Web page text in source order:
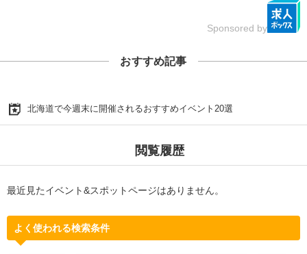
Sponsored by
おすすめ記事
北海道で今週末に開催されるおすすめイベント20選
閲覧履歴
最近見たイベント&スポットページはありません。
よく使われる検索条件